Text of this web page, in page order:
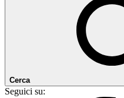
Cerca
Seguici su: